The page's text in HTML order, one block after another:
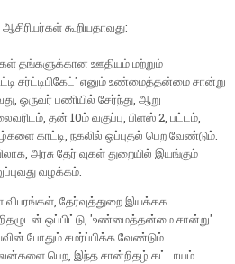
கூறியதாவது:
தங்களுக்கான ஊதியம் மற்றும்
சர்ட்டிபிகேட்' எனும் உண்மைத்தன்மை சான்று
ஒருவர் பணியில் சேர்ந்து, ஆறு
தன் 10ம் வகுப்பு, பிளஸ் 2, பட்டம்,
காட்டி, நகலில் ஒப்புதல் பெற வேண்டும்.
அரசு தேர் வுகள் துறையில் இயங்கும்
வழக்கம்.
தேர்வுத்துறை இயக்கக
ஒப்பிட்டு, 'உண்மைத்தன்மை சான்று'
போதும் சமர்ப்பிக்க வேண்டும்.
பெற, இந்த சான்றிதழ் கட்டாயம்.